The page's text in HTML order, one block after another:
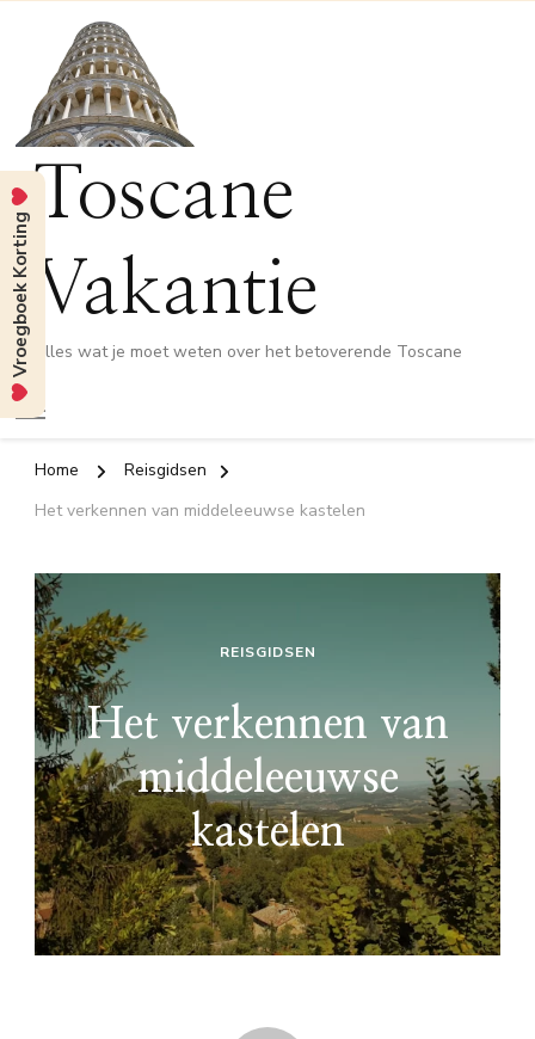
Toscane
Vakantie
Alles wat je moet weten over het betoverende Toscane
Home
Reisgidsen
Het verkennen van middeleeuwse kastelen
REISGIDSEN
Het verkennen van
middeleeuwse
kastelen
Vroegboek Korting